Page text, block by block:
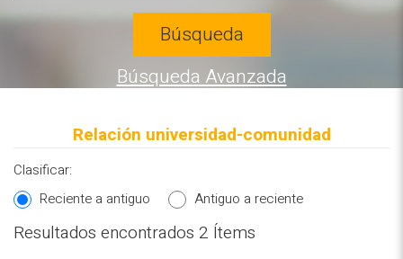
Búsqueda
Búsqueda Avanzada
Relación universidad-comunidad
Clasificar:
Reciente a antiguo
Antiguo a reciente
Resultados encontrados 2 Ítems